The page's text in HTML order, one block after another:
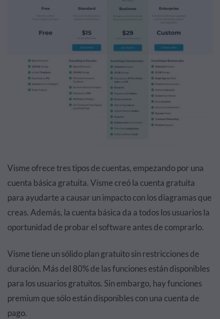
Visme ofrece tres tipos de cuentas, empezando por una
cuenta básica gratuita. Visme creó la cuenta gratuita
para ayudarte a causar un impacto con los diagramas que
creas. Además, la cuenta básica da a todos los usuarios la
oportunidad de probar el software antes de comprarlo.
Visme tiene un sólido plan gratuito sin restricciones de
duración. Más del 80% de las funciones están disponibles
para los usuarios gratuitos. Sin embargo, hay funciones
premium que sólo están disponibles con una cuenta de
pago.